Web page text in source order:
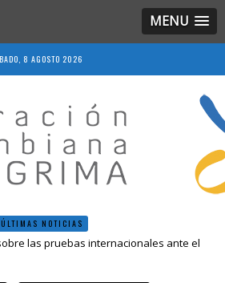
MENU
8 AGOSTO 2026
ÚLTIMAS NOTICIAS
las pruebas internacionales ante el